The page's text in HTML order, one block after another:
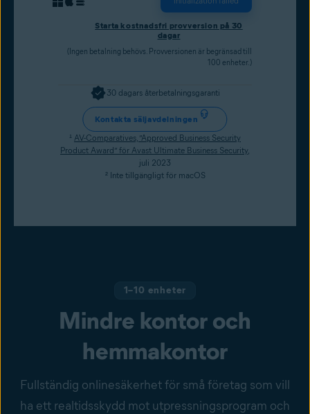
30 dagars återbetalningsgaranti
Kontakta säljavdelningen
¹ AV-Comparatives, ”Approved Business Security
Product Award” för Avast Ultimate Business Security,
juli 2023
² Inte tillgängligt för macOS
Starta kostnadsfri provversion på 30
dagar
(Ingen betalning behövs. Provversionen är begränsad till
100 enheter.)
1–10 enheter
Mindre kontor och
hemmakontor
Fullständig onlinesäkerhet för små företag som vill
ha ett realtidsskydd mot utpressningsprogram och